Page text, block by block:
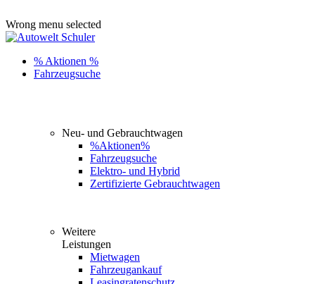
Wrong menu selected
% Aktionen %
Fahrzeugsuche
Neu- und Gebrauchtwagen
%Aktionen%
Fahrzeugsuche
Elektro- und Hybrid
Zertifizierte Gebrauchtwagen
Weitere
Leistungen
Mietwagen
Fahrzeugankauf